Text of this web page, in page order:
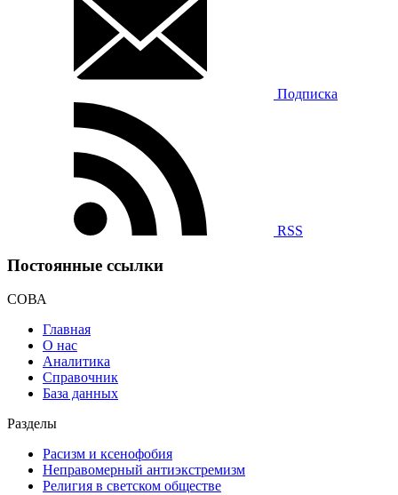
Подписка
RSS
Постоянные ссылки
СОВА
Главная
О нас
Аналитика
Справочник
База данных
Разделы
Расизм и ксенофобия
Неправомерный антиэкстремизм
Религия в светском обществе